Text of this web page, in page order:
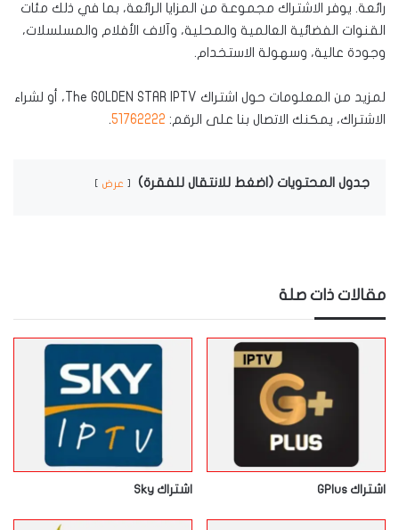
رائعة. يوفر الاشتراك مجموعة من المزايا الرائعة، بما في ذلك مئات
القنوات الفضائية العالمية والمحلية، وآلاف الأفلام والمسلسلات،
وجودة عالية، وسهولة الاستخدام.
لمزيد من المعلومات حول اشتراك The GOLDEN STAR IPTV، أو لشراء
الاشتراك، يمكنك الاتصال بنا على الرقم: 51762222
.
جدول المحتويات (اضغط للانتقال للفقرة) عرض
مقالات ذات صلة
اشتراك GPlus اشتراك Sky